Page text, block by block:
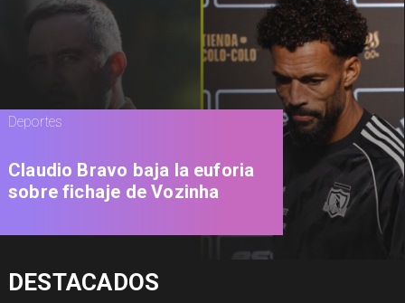
Deportes
Claudio Bravo baja la euforia
sobre fichaje de Vozinha
DESTACADOS